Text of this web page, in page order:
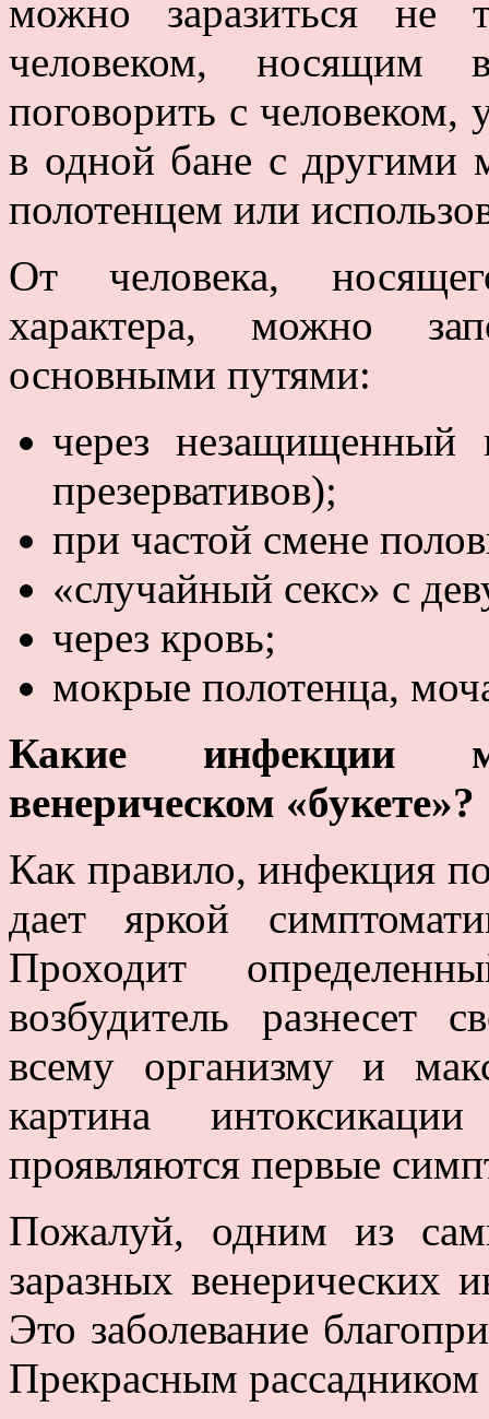
можно заразиться не
человеком, носящим
поговорить с
в одной бане с другими
полотенцем или
От человека,
характера, можно
основными путями:
через незащищенный
презервативов);
при частой смене
«случайный секс» с
через кровь;
мокрые полотенца,
Какие инфекции
венерическом «букете»?
Как правило, инфекция
дает яркой
Проходит
возбудитель разнесет
всему организму и
картина
проявляются первые
Пожалуй, одним из
заразных венерических
Это заболевание
Прекрасным рассадником